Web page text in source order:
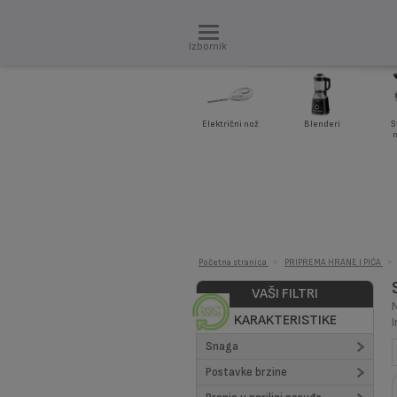
Izbornik
Električni nož Blenderi
Početna stranica PRIPREMA HRANE I PIĆA
VAŠI FILTRI
KARAKTERISTIKE
Snaga
Postavke brzine